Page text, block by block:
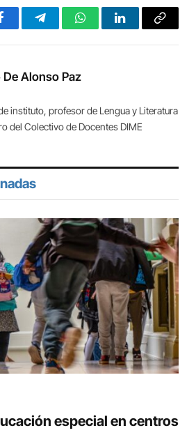
FacebookTelegramWhatsAppLinkedInCopy
Alonso Paz
instituto, profesor de Lengua y Literatura
del Colectivo de Docentes DIME
especial en centros